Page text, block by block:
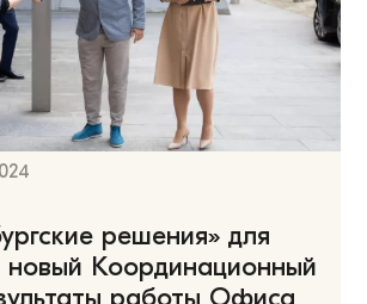
решения» для
новый Координационный